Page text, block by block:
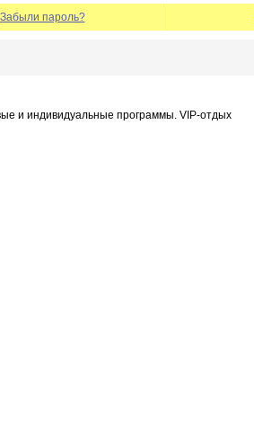
Забыли пароль?
и индивидуальные программы. VIP-отдых